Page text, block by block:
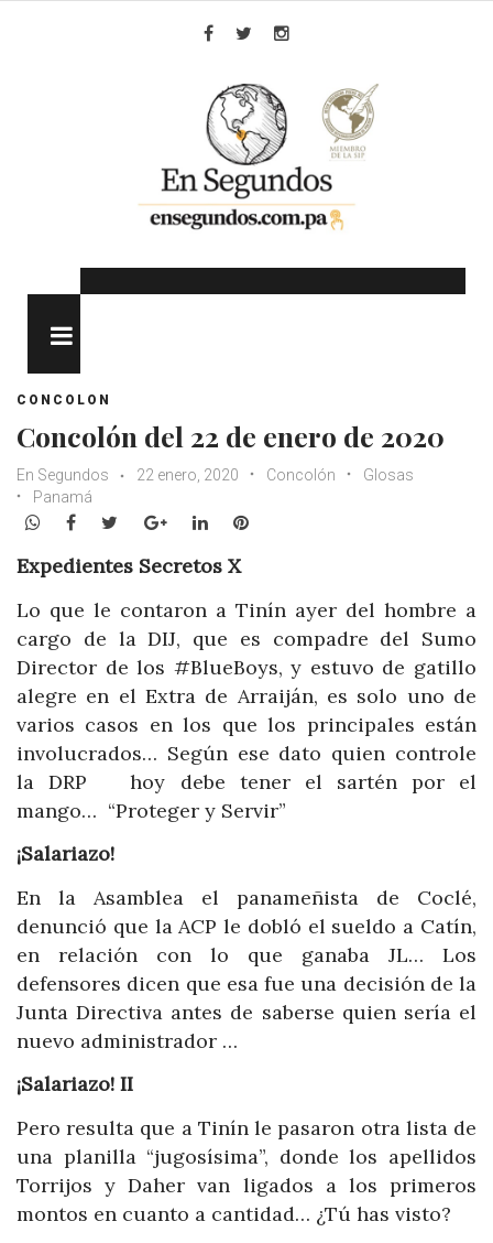
CONCOLON
Concolón del 22 de enero de 2020
En Segundos 22 enero, 2020 Concolón
Glosas
Panamá
WhatsApp
Facebook
TwitterGoogle+LinkedInPinterest
Expedientes Secretos X
Lo que le contaron a Tinín ayer del hombre a
cargo de la DIJ, que es compadre del Sumo
Director de los #BlueBoys, y estuvo de gatillo
alegre en el Extra de Arraiján, es solo uno de
varios casos en los que los principales están
involucrados… Según ese dato quien controle
la DRP hoy debe tener el sartén por el
mango… “Proteger y Servir”
¡Salariazo!
En la Asamblea el panameñista de Coclé,
denunció que la ACP le dobló el sueldo a Catín,
en relación con lo que ganaba JL… Los
defensores dicen que esa fue una decisión de la
Junta Directiva antes de saberse quien sería el
nuevo administrador …
¡Salariazo! II
Pero resulta que a Tinín le pasaron otra lista de
una planilla “jugosísima”, donde los apellidos
Torrijos y Daher van ligados a los primeros
montos en cuanto a cantidad… ¿Tú has visto?